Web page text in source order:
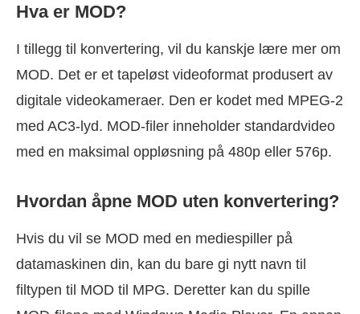
Hva er MOD?
I tillegg til konvertering, vil du kanskje lære mer om
MOD. Det er et tapeløst videoformat produsert av
digitale videokameraer. Den er kodet med MPEG-2
med AC3-lyd. MOD-filer inneholder standardvideo
med en maksimal oppløsning på 480p eller 576p.
Hvordan åpne MOD uten konvertering?
Hvis du vil se MOD med en mediespiller på
datamaskinen din, kan du bare gi nytt navn til
filtypen til MOD til MPG. Deretter kan du spille